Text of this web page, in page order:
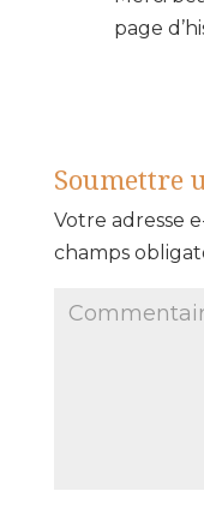
page
Soumettre
Votre adresse
champs